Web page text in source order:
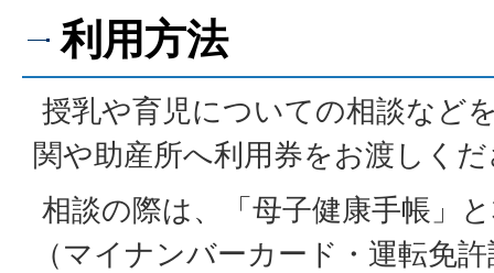
利用方法
授乳や育児についての相談など
関や助産所へ利用券をお渡しく
相談の際は、「母子健康手帳」
（マイナンバーカード・運転免